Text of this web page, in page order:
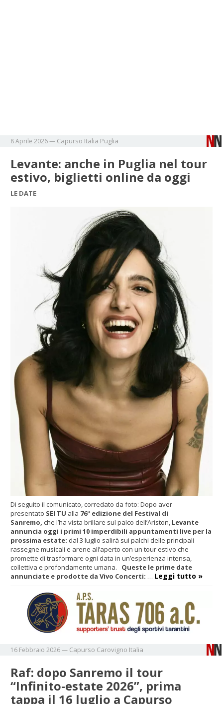
8 Aprile 2026— Capurso Italia Puglia
Levante: anche in Puglia nel tour
estivo, biglietti online da oggi
LE DATE
Di seguito il comunicato, corredato da foto: Dopo aver
presentato SEI TU alla 76ª edizione del Festival di
Sanremo, che l’ha vista brillare sul palco dell’Ariston, Levante
annuncia oggi i primi 10 imperdibili appuntamenti live per la
prossima estate: dal 3 luglio salirà sui palchi delle principali
rassegne musicali e arene all’aperto con un tour estivo che
promette di trasformare ogni data in un’esperienza intensa,
collettiva e profondamente umana. Queste le prime date
annunciate e prodotte da Vivo Concerti: … Leggi tutto »
16 Febbraio 2026— Capurso Carovigno Italia
Raf: dopo Sanremo il tour
“Infinito-estate 2026”, prima
tappa il 16 luglio a Capurso